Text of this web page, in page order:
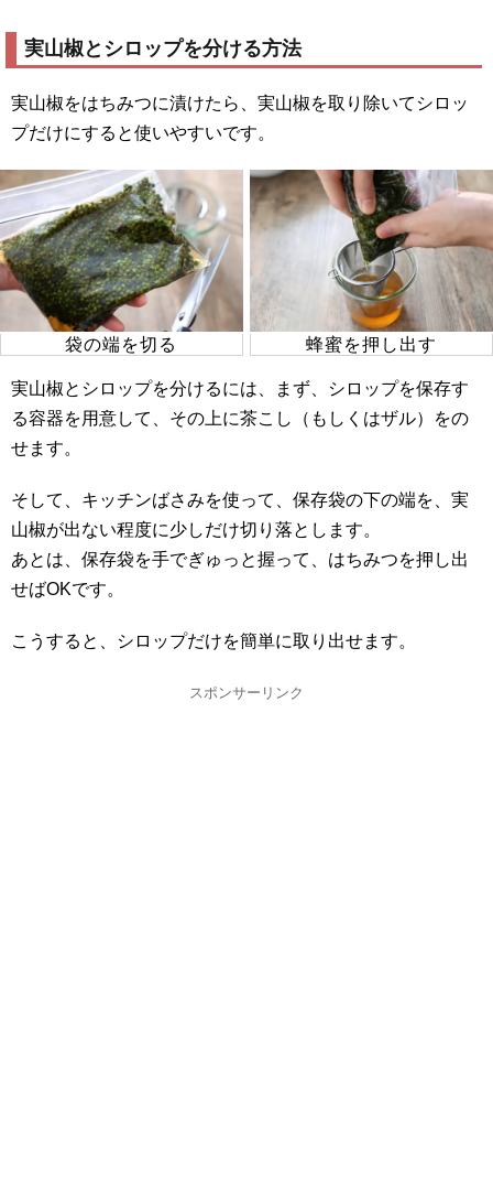
実山椒とシロップを分ける方法
実山椒をはちみつに漬けたら、実山椒を取り除いてシロッ
プだけにすると使いやすいです。
袋の端を切る 蜂蜜を押し出す
実山椒とシロップを分けるには、まず、シロップを保存す
る容器を用意して、その上に茶こし（もしくはザル）をの
せます。
そして、キッチンばさみを使って、保存袋の下の端を、実
山椒が出ない程度に少しだけ切り落とします。
あとは、保存袋を手でぎゅっと握って、はちみつを押し出
せばOKです。
こうすると、シロップだけを簡単に取り出せます。
スポンサーリンク